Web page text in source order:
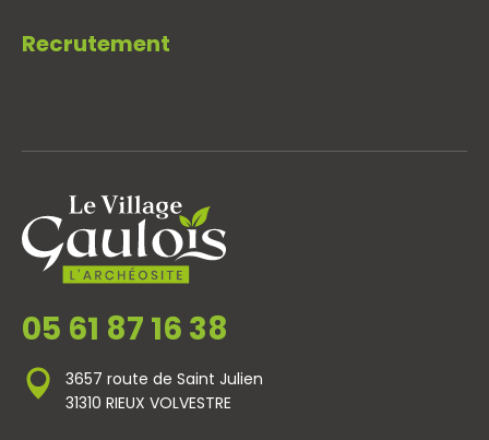
Recrutement
05 61 87 16 38
3657 route de Saint Julien
31310 RIEUX VOLVESTRE